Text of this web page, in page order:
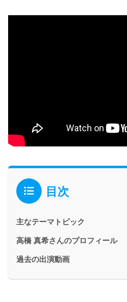
目次
主なテーマトピック
高橋 真希さんのプロフィール
過去の出演動画